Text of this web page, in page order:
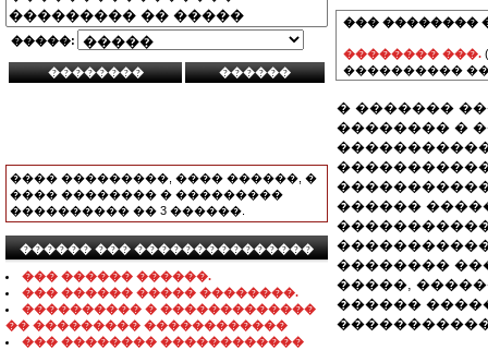
�����:
���� ���������, ���� ������, �
���� �������� � ���������
���������� �� 3 ������.
������ ��� ���������������
��� ������ ������.
��� ������ ����� ��������.
���������� � �������������
�� ��������� ������������
��� �������� ������������
��� ��������
�������� ���.
����������
� �������
�������� �
������
��������
�����,
������